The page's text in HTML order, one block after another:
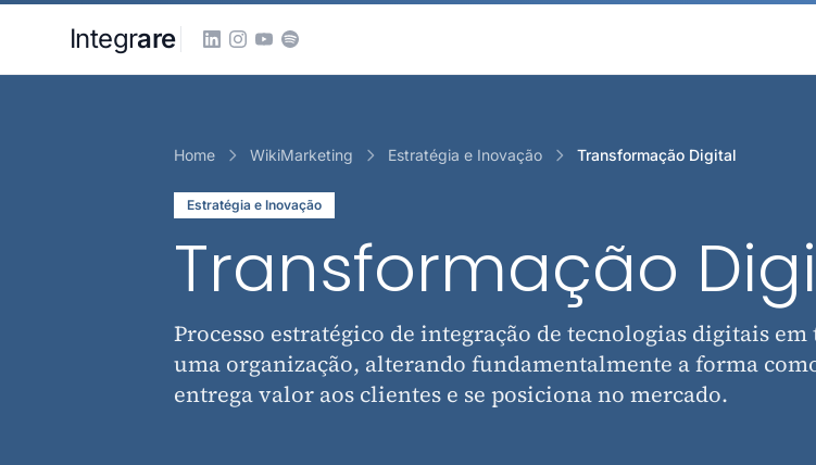
Integrare
Home WikiMarketing Estratégia e Inovação Transformação Digital
Estratégia e Inovação
Transformação
Processo estratégico de integração de tecnologias digitais em
uma organização, alterando fundamentalmente a forma
entrega valor aos clientes e se posiciona no mercado.